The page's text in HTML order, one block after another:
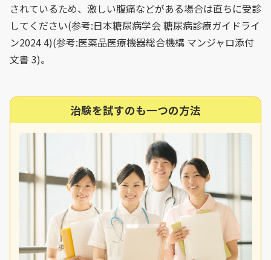
されているため、激しい腹痛などがある場合は直ちに受診
してください(参考:日本糖尿病学会 糖尿病診療ガイドライ
ン2024 4)(参考:医薬品医療機器総合機構 マンジャロ添付
文書 3)。
治験を試すのも一つの方法